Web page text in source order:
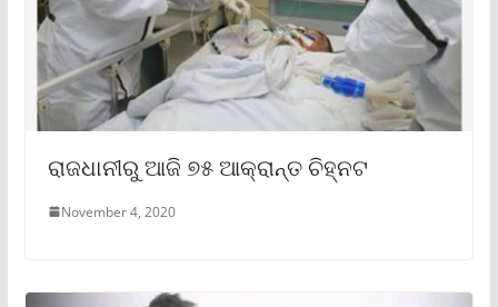
ରାଜଧାନୀରୁ ଆଜି ୭୫ ଆକ୍ରାନ୍ତ ଚିହ୍ନଟ
November 4, 2020